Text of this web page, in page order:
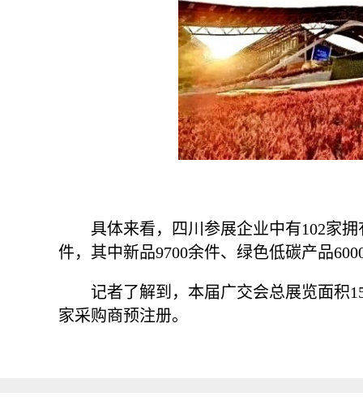
具体来看，四川参展企业中有102家
件，其中新品9700余件、绿色低碳产品
记者了解到，本届广交会总展览面积
家采购商预注册。